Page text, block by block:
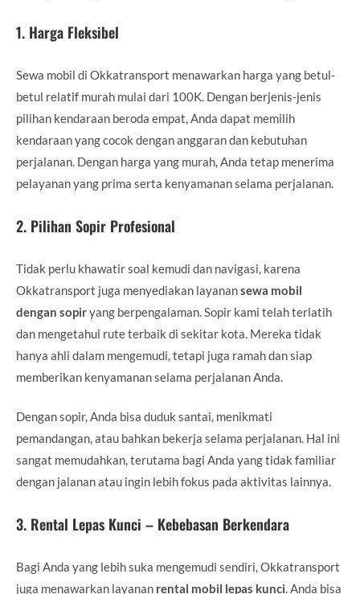
1. Harga Fleksibel
Sewa mobil di Okkatransport menawarkan harga yang betul-
betul relatif murah mulai dari 100K. Dengan berjenis-jenis
pilihan kendaraan beroda empat, Anda dapat memilih
kendaraan yang cocok dengan anggaran dan kebutuhan
perjalanan. Dengan harga yang murah, Anda tetap menerima
pelayanan yang prima serta kenyamanan selama perjalanan.
2. Pilihan Sopir Profesional
Tidak perlu khawatir soal kemudi dan navigasi, karena
Okkatransport juga menyediakan layanansewa mobil
dengan sopiryang berpengalaman. Sopir kami telah terlatih
dan mengetahui rute terbaik di sekitar kota. Mereka tidak
hanya ahli dalam mengemudi, tetapi juga ramah dan siap
memberikan kenyamanan selama perjalanan Anda.
Dengan sopir, Anda bisa duduk santai, menikmati
pemandangan, atau bahkan bekerja selama perjalanan. Hal ini
sangat memudahkan, terutama bagi Anda yang tidak familiar
dengan jalanan atau ingin lebih fokus pada aktivitas lainnya.
3. Rental Lepas Kunci – Kebebasan Berkendara
Bagi Anda yang lebih suka mengemudi sendiri, Okkatransport
juga menawarkan layanan rental mobil lepas kunci. Anda bisa